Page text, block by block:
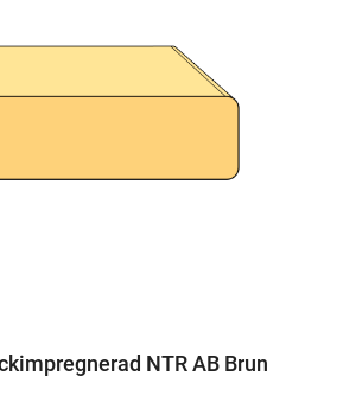
NTR AB Brun